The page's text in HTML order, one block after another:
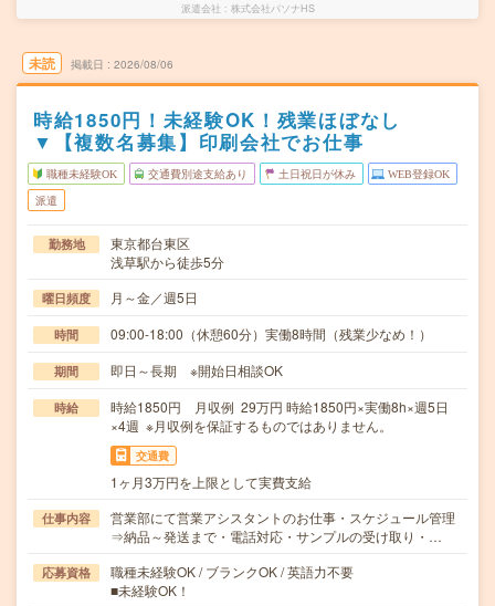
派遣会社 株式会社パソナHS
未読 掲載日 2026/08/06
時給1850円！未経験OK！残業ほぼなし
▼【複数名募集】印刷会社でお仕事
職種未経験OK 交通費別途支給あり 土日祝日が休み WEB登録OK
派遣
勤務地
東京都台東区
浅草駅から徒歩5分
曜日頻度 月～金／週5日
時間 09:00-18:00（休憩60分）実働8時間（残業少なめ！）
期間 即日～長期 ※開始日相談OK
時給
時給1850円 月収例 29万円 時給1850円×実働8h×週5日
×4週 ※月収例を保証するものではありません。
交通費
1ヶ月3万円を上限として実費支給
仕事内容
営業部にて営業アシスタントのお仕事・スケジュール管理
⇒納品～発送まで・電話対応・サンプルの受け取り・…
応募資格
職種未経験OK / ブランクOK / 英語力不要
■未経験OK！